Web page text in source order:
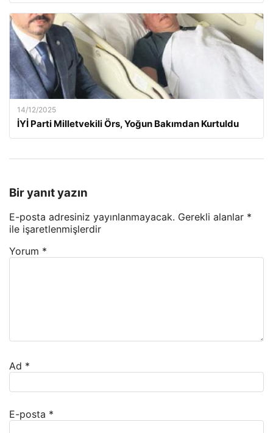
14/12/2025
İYİ Parti Milletvekili Örs, Yoğun Bakımdan Kurtuldu
Bir yanıt yazın
E-posta adresiniz yayınlanmayacak. Gerekli alanlar *
ile işaretlenmişlerdir
Yorum *
Ad *
E-posta *